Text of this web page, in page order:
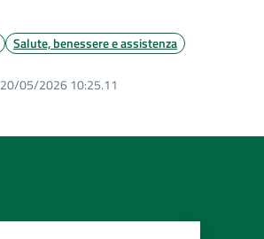
Salute, benessere e assistenza
20/05/2026 10:25.11